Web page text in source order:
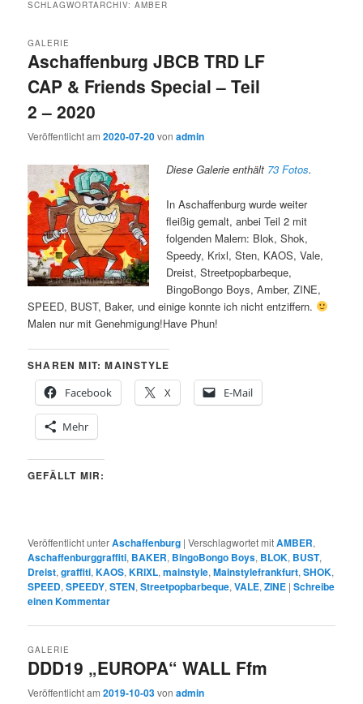
SCHLAGWORTARCHIV:AMBER
Aschaffenburg JBCB TRD LF
CAP & Friends Special – Teil
2 – 2020
GALERIE
Veröffentlicht am2020-07-20vonadmin
Diese Galerie enthält 73 Fotos.
In Aschaffenburg wurde weiter
fleißig gemalt, anbei Teil 2 mit
folgenden Malern: Blok, Shok,
Speedy, Krixl, Sten, KAOS, Vale,
Dreist, Streetpopbarbeque,
BingoBongo Boys, Amber, ZINE,
SPEED, BUST, Baker, und einige konnte ich nicht entziffern.
Malen nur mit Genehmigung!Have Phun!
SHAREN MIT: MAINSTYLE
Facebook
X E-Mail
Mehr
GEFÄLLT MIR:
Veröffentlicht unterAschaffenburg |Verschlagwortet mitAMBER,
Aschaffenburggraffiti, BAKER, BingoBongo Boys, BLOK, BUST,
Dreist,graffiti,KAOS,KRIXL,mainstyle,Mainstylefrankfurt,SHOK,
SPEED,SPEEDY,STEN,Streetpopbarbeque,VALE,ZINE |Schreibe
einen Kommentar
DDD19 „EUROPA“ WALL Ffm
GALERIE
Veröffentlicht am2019-10-03vonadmin